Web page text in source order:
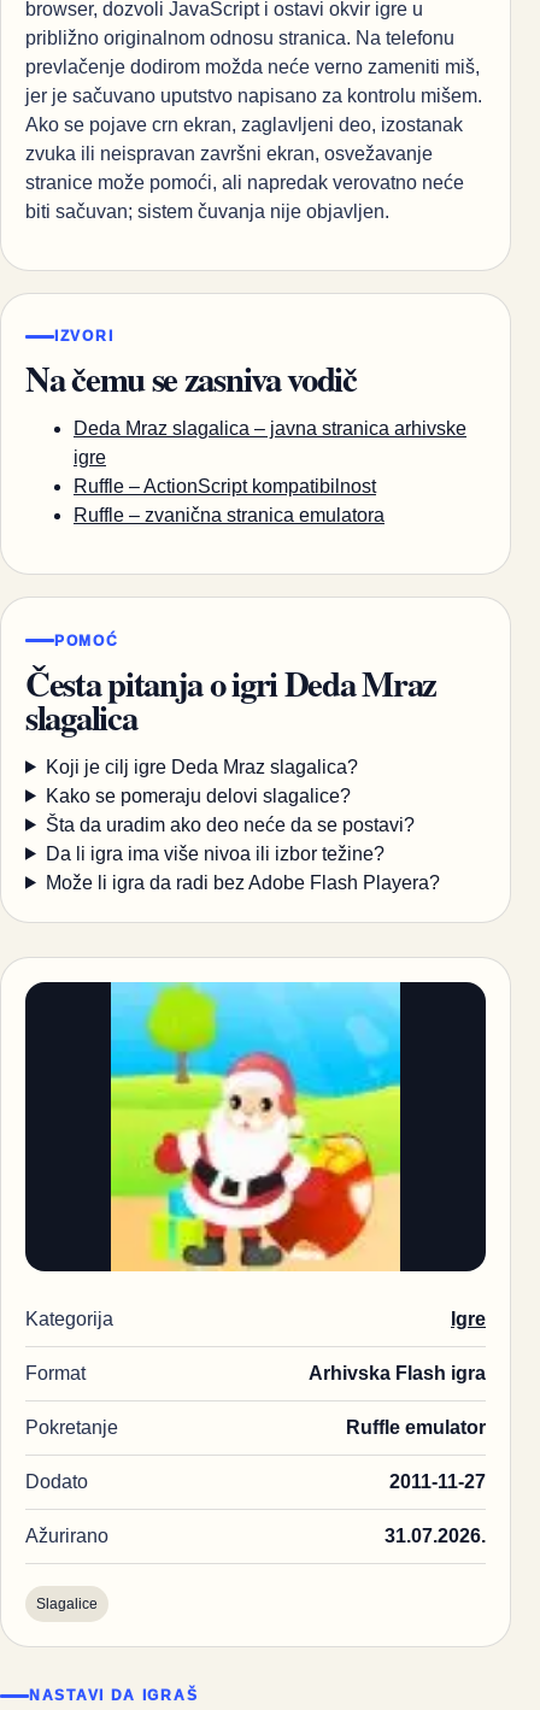
browser, dozvoli JavaScript i ostavi okvir igre u
približno originalnom odnosu stranica. Na telefonu
prevlačenje dodirom možda neće verno zameniti miš,
jer je sačuvano uputstvo napisano za kontrolu mišem.
Ako se pojave crn ekran, zaglavljeni deo, izostanak
zvuka ili neispravan završni ekran, osvežavanje
stranice može pomoći, ali napredak verovatno neće
biti sačuvan; sistem čuvanja nije objavljen.
IZVORI
Na čemu se zasniva vodič
Deda Mraz slagalica – javna stranica arhivske
igre
Ruffle – ActionScript kompatibilnost
Ruffle – zvanična stranica emulatora
POMOĆ
Česta pitanja o igri Deda Mraz
slagalica
Koji je cilj igre Deda Mraz slagalica?
Kako se pomeraju delovi slagalice?
Šta da uradim ako deo neće da se postavi?
Da li igra ima više nivoa ili izbor težine?
Može li igra da radi bez Adobe Flash Playera?
Kategorija Igre
Format Arhivska Flash igra
Pokretanje Ruffle emulator
Dodato 2011-11-27
Ažurirano 31.07.2026.
Slagalice
NASTAVI DA IGRAŠ